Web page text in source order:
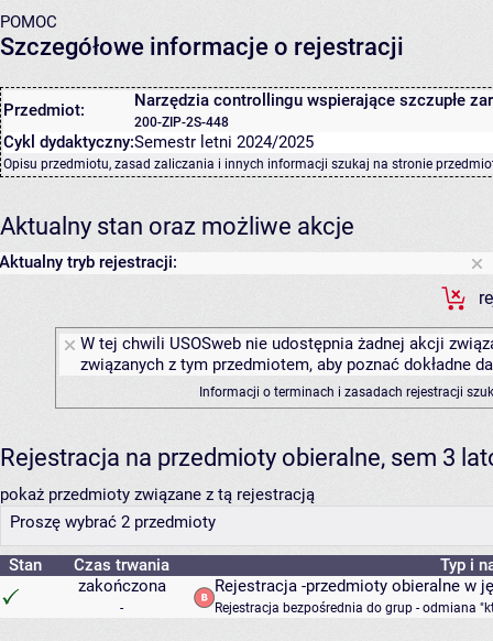
POMOC
Szczegółowe informacje o rejestracji
Przedmiot: Narzędzia controllingu wspierające szczupłe
200-ZIP-2S-448
Cykl dydaktyczny:Semestr letni 2024/2025
Opisu przedmiotu, zasad zaliczania i innych informacji szukaj na stronie
Aktualny stan oraz możliwe akcje
Aktualny tryb rejestracji:
W tej chwili USOSweb nie udostępnia żadnej akcji
związanych z tym przedmiotem, aby poznać dokładne
Informacji o terminach i zasadach rejestracji
Rejestracja na przedmioty obieralne, sem 3
pokaż przedmioty związane z tą rejestracją
Proszę wybrać 2 przedmioty
Stan Czas trwania
Typ i
zakończona
-
Rejestracja -przedmioty obieralne w
Rejestracja bezpośrednia do grup - odmiana